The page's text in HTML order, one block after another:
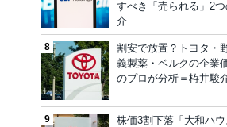
すべき「売られる」2
介
割安で放置？トヨタ・
義製薬・ベルクの企業
のプロが分析＝栫井駿
株価3割下落「大和ハ